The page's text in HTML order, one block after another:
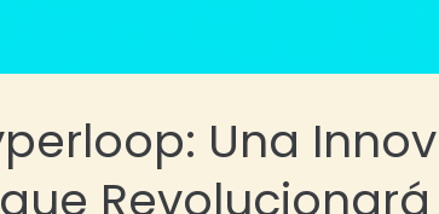
Una
Revolucionará